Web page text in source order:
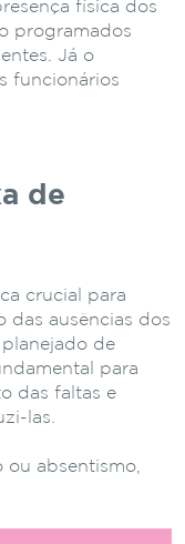
física dos
programados
Já o
funcionários
de
crucial para
das ausências dos
de
para
das faltas e
las.
ou absentismo,